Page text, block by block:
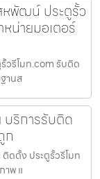
หพัฒน์ ประตูรั้ว
น่ายมอเตอร์
วรีโมท.com รับติด
านส
บริการรับติด
ก
ดตั้ง ประตูรั้วรีโมท
พ แ